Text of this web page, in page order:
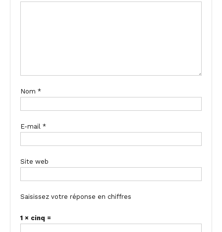
Nom *
E-mail *
Site web
Saisissez votre réponse en chiffres
1 × cinq =